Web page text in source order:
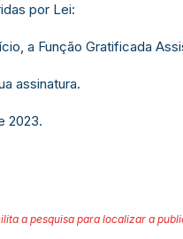
por Lei:
a Função Gratificada
assinatura.
2023.
a pesquisa para localizar a